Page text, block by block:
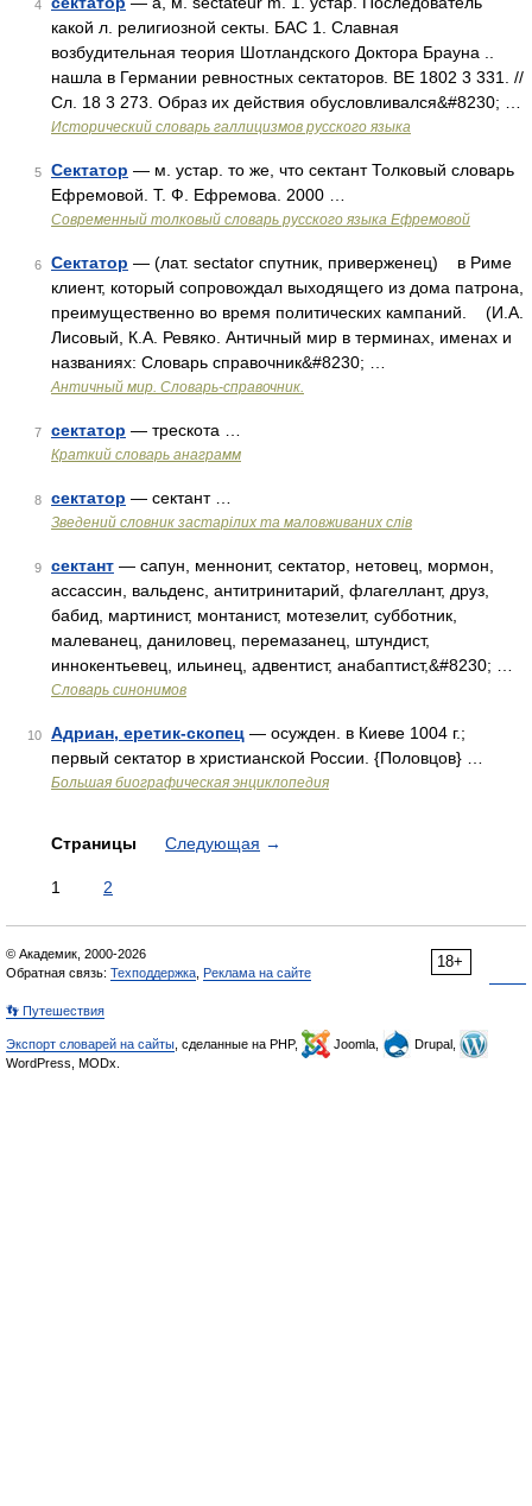
4
какой л. религиозной секты. БАС 1. Славная
возбудительная теория Шотландского Доктора Брауна ..
нашла в Германии ревностных сектаторов. ВЕ 1802 3 331. //
Сл. 18 3 273. Образ их действия обусловливался&#8230; …
Исторический словарь галлицизмов русского языка
5 Сектатор — м. устар. то же, что сектант Толковый словарь
Ефремовой. Т. Ф. Ефремова. 2000 …
Современный толковый словарь русского языка Ефремовой
6 Сектатор — (лат. sectator спутник, приверженец) в Риме
клиент, который сопровождал выходящего из дома патрона,
преимущественно во время политических кампаний. (И.А.
Лисовый, К.А. Ревяко. Античный мир в терминах, именах и
названиях: Словарь справочник&#8230; …
Античный мир. Словарь-справочник.
7 сектатор — трескота …
Краткий словарь анаграмм
8 сектатор — сектант …
Зведений словник застарілих та маловживаних слів
9 сектант — сапун, меннонит, сектатор, нетовец, мормон,
ассассин, вальденс, антитринитарий, флагеллант, друз,
бабид, мартинист, монтанист, мотезелит, субботник,
малеванец, даниловец, перемазанец, штундист,
иннокентьевец, ильинец, адвентист, анабаптист,&#8230; …
Словарь синонимов
10 Адриан, еретик-скопец — осужден. в Киеве 1004 г.;
первый сектатор в христианской России. {Половцов} …
Большая биографическая энциклопедия
Страницы Следующая →
1 2
18+
© Академик, 2000-2026
Обратная связь: Техподдержка Реклама на сайте
👣 Путешествия
Экспорт словарей на сайты , сделанные на PHP, Joomla,
Drupal,
WordPress, MODx.